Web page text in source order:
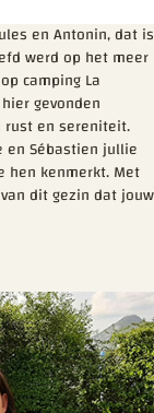
en Antonin, dat is
werd op het meer
camping La
gevonden
rust en sereniteit.
en Sébastien jullie
kenmerkt. Met
dit gezin dat jouw